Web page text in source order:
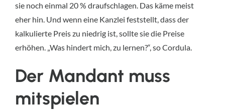
sie noch einmal 20 % draufschlagen. Das käme meist
eher hin. Und wenn eine Kanzlei feststellt, dass der
kalkulierte Preis zu niedrig ist, sollte sie die Preise
erhöhen. „Was hindert mich, zu lernen?“, so Cordula.
Der Mandant muss
mitspielen